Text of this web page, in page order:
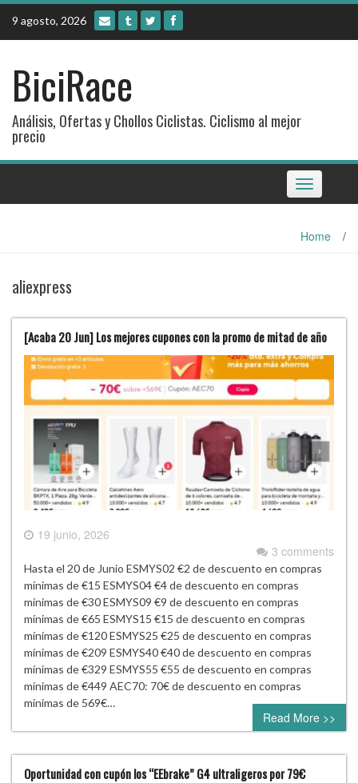
Skip
content
9 agosto, 2026
BiciRace
Análisis, Ofertas y Chollos Ciclistas. Ciclismo al mejor
precio
Toggle
navigation
Home /
aliexpress
[Acaba 20 Jun] Los mejores cupones con la promo de mitad de año
19 junio, 2026
3 comments
Hasta el 20 de Junio ESMYS02 €2 de descuento en compras
mínimas de €15 ESMYS04 €4 de descuento en compras
mínimas de €30 ESMYS09 €9 de descuento en compras
mínimas de €65 ESMYS15 €15 de descuento en compras
mínimas de €120 ESMYS25 €25 de descuento en compras
mínimas de €209 ESMYS40 €40 de descuento en compras
mínimas de €329 ESMYS55 €55 de descuento en compras
mínimas de €449 AEC70: 70€ de descuento en compras
mínimas de 569€…
Read More >>
Oportunidad con cupón los “EEbrake” G4 ultraligeros por 79€